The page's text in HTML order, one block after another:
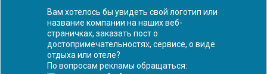
Вам хотелось бы увидеть свой логотип или
название компании на наших веб-
страничках, заказать пост о
достопримечательностях, сервисе, о виде
отдыха или отеле?
По вопросам рекламы обращаться: